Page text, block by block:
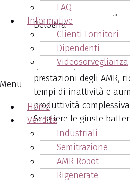
FAQ
Informative
Clienti Fornitori
Dipendenti
Videosorveglianza
Menu
Home
Vendita
Industriali
Semitrazione
AMR Robot
Rigenerate
Con lebatterie per robot
trasportatori Scandiano
qualità, è possibile
prestazioni degli AMR,
tempi di inattività e
produttività
Scegliere le giuste
AMR è fondamentale
funzionamento ottimale
continuativo delle attività
automatizzate,